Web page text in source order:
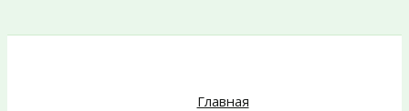
Главная